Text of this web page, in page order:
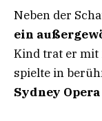
Neben der
ein
Kind trat er mit
spielte in
Sydney